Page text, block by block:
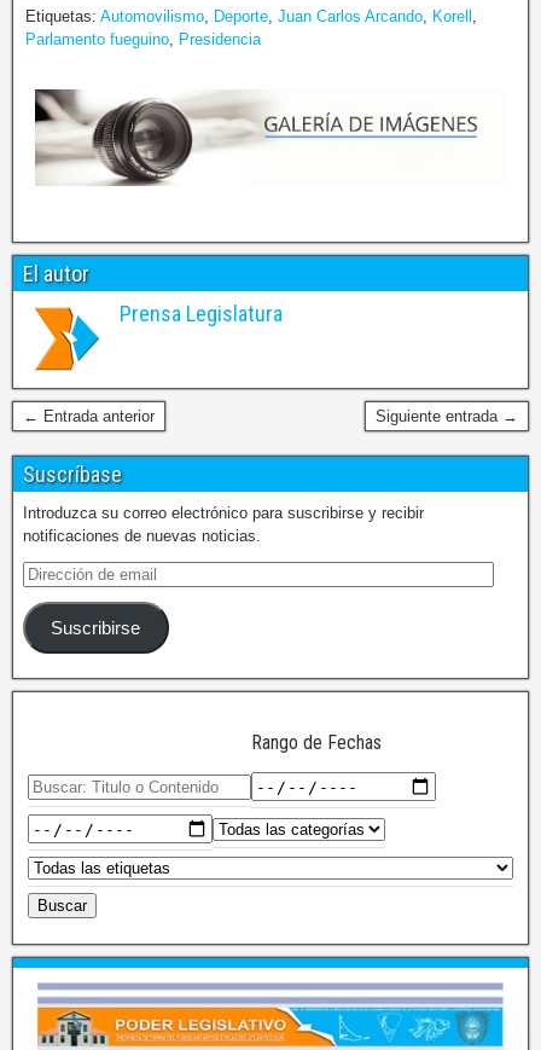
Etiquetas: Automovilismo Deporte Juan Carlos Arcando Korell
Parlamento fueguino Presidencia
El autor
Prensa Legislatura
← Entrada anterior Siguiente entrada →
Suscríbase
Introduzca su correo electrónico para suscribirse y recibir
notificaciones de nuevas noticias.
Suscribirse
Rango de Fechas